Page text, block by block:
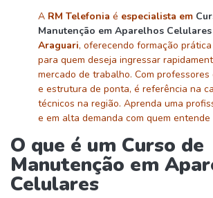
A RM Telefonia é especialista em
Manutenção em Aparelhos Celulares
Araguari, oferecendo formação
para quem deseja ingressar
mercado de trabalho. Com professores
e estrutura de ponta, é referência na
técnicos na região. Aprenda uma
e em alta demanda com quem
O que é um Curso de
Manutenção em
Celulares